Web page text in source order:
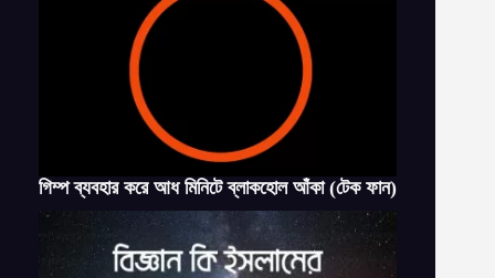
গিম্প ব্যবহার করে আধ মিনিটে ব্লাকহোল আঁকা (টেক ফান)